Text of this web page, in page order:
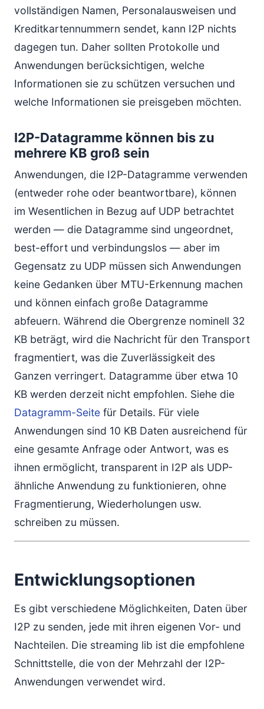
vollständigen Namen, Personalausweisen und
Kreditkartennummern sendet, kann I2P nichts
dagegen tun. Daher sollten Protokolle und
Anwendungen berücksichtigen, welche
Informationen sie zu schützen versuchen und
welche Informationen sie preisgeben möchten.
I2P-Datagramme können bis zu
mehrere KB groß sein
Anwendungen, die I2P-Datagramme verwenden
(entweder rohe oder beantwortbare), können
im Wesentlichen in Bezug auf UDP betrachtet
werden — die Datagramme sind ungeordnet,
best-effort und verbindungslos — aber im
Gegensatz zu UDP müssen sich Anwendungen
keine Gedanken über MTU-Erkennung machen
und können einfach große Datagramme
abfeuern. Während die Obergrenze nominell 32
KB beträgt, wird die Nachricht für den Transport
fragmentiert, was die Zuverlässigkeit des
Ganzen verringert. Datagramme über etwa 10
KB werden derzeit nicht empfohlen. Siehe die
Datagramm-Seite für Details. Für viele
Anwendungen sind 10 KB Daten ausreichend für
eine gesamte Anfrage oder Antwort, was es
ihnen ermöglicht, transparent in I2P als UDP-
ähnliche Anwendung zu funktionieren, ohne
Fragmentierung, Wiederholungen usw.
schreiben zu müssen.
Entwicklungsoptionen
Es gibt verschiedene Möglichkeiten, Daten über
I2P zu senden, jede mit ihren eigenen Vor- und
Nachteilen. Die streaming lib ist die empfohlene
Schnittstelle, die von der Mehrzahl der I2P-
Anwendungen verwendet wird.